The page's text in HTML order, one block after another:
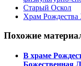
Старый Оскол
Храм
Похожие
В храме